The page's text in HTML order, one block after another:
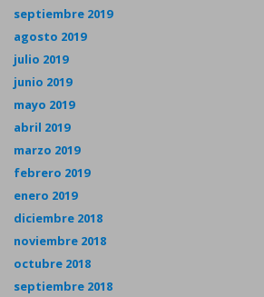
septiembre 2019
agosto 2019
julio 2019
junio 2019
mayo 2019
abril 2019
marzo 2019
febrero 2019
enero 2019
diciembre 2018
noviembre 2018
octubre 2018
septiembre 2018